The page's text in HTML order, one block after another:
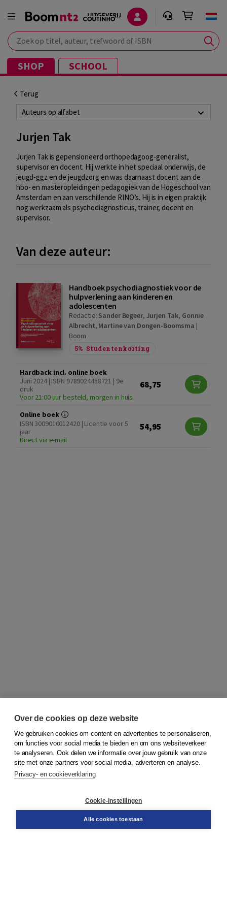
Zoek op titel, auteur, trefwoord of ISBN
SHOP SCHOOL
Terug
Auteurs op alfabet
Jurjen Tak
Jurjen Tak is gepensioneerd orthopedagoog-generalist,
supervisor en docent. Hij werkte in het speciaal onderwijs, de
jeugd-ggz en de jeugdzorg en was daarnaast docent aan de
hbo- en masteropleidingen pedagogiek van de Hogeschool van
Amsterdam en aan verschillende RINO’s. Hij is in eigen praktijk
nog werkzaam als psychodiagnosticus, trainer, docent en
supervisor.
Van deze auteur:
Handboek psychodiagnostiek voor de
hulpverlening aan kinderen en
adolescenten
Redactie: Sander Begeer, Jurjen Tak, Gonnie
Albrecht, Martine van Dongen-Boomsma |
Boom
5% Studentenkorting
Hardback incl. online boek
Juni 2024 | ISBN 9789024458721 | 9e
druk
Voor 21:00 uur besteld, morgen in huis
68,75
Online boek
ISBN 3009010012420 | Licentie voor 5
jaar
Direct via e-mail
54,95
© 2026Koninklijke Boom uitgevers
Bestellen
Over de cookies op deze website
We gebruiken cookies om content en advertenties te personaliseren,
om functies voor social media te bieden en om ons websiteverkeer
te analyseren. Ook delen we informatie over jouw gebruik van onze
site met onze partners voor social media, adverteren en analyse.
Privacy- en cookieverklaring
Cookie-instellingen
Alle cookies toestaan